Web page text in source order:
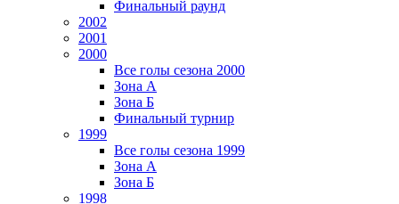
Финальный раунд
2002
2001
2000
Все голы сезона 2000
Зона А
Зона Б
Финальный турнир
1999
Все голы сезона 1999
Зона А
Зона Б
1998